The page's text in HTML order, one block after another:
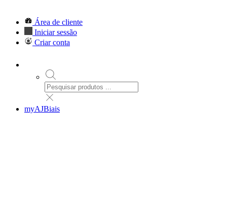
Área de cliente
Iniciar sessão
Criar conta
myAJBiais